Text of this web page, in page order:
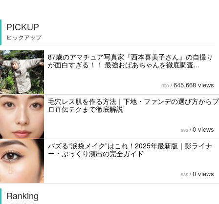
PICKUP
ピックアップ
87歳のアマチュア写真家『西本喜美子さん』の自撮り
が面白すぎる！！ 最強おばあちゃんを徹底調査...
rico / 645,668 views
毛穴レス肌を作る方法｜下地・ファンデの選び方からプ
ロ直伝テクまで徹底解説
sss / 0 views
バズる“涙袋メイク”はこれ！2025年最新版｜影ライナ
ー・ぷっくり演出の完全ガイド
sss / 0 views
Ranking